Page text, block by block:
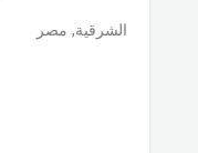
الشرقية, مصر